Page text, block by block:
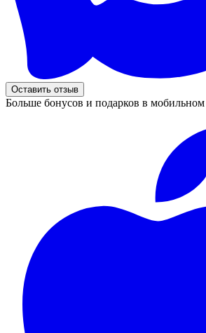
Оставить отзыв
Больше бонусов и подарков в